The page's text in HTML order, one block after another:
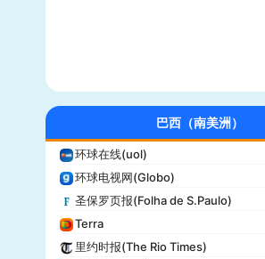
Vice
商业内幕(Business Insider)
iHeartRadio
纽约客(New Yorker)
娱乐周刊(Entertainment Weekly)
芝加哥论坛报(Chicago Tribune)
财富(Fortune)
巴西（南美洲）
环球在线(uol)
环球电视网(Globo)
圣保罗页报(Folha de S.Paulo)
Terra
里约时报(The Rio Times)